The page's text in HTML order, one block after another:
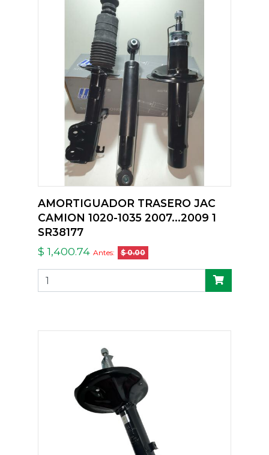
AMORTIGUADOR TRASERO JAC
CAMION 1020-1035 2007...2009 1
SR38177
$ 1,400.74 Antes: $ 0.00